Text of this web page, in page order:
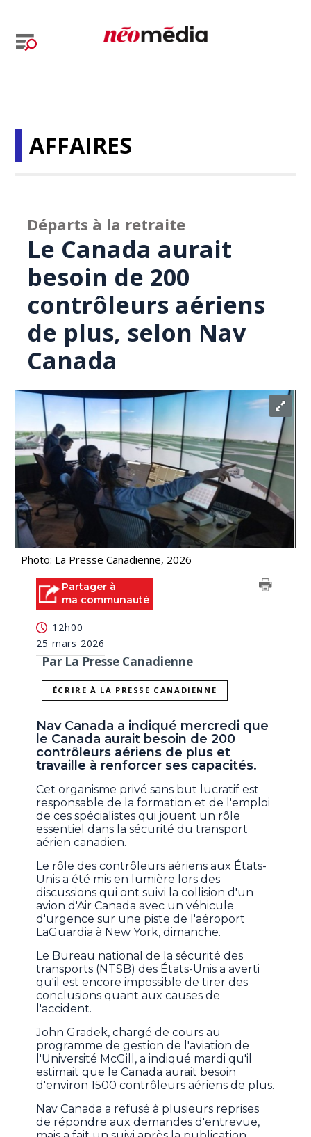
AFFAIRES
Départs à la retraite
Le Canada aurait
besoin de 200
contrôleurs aériens
de plus, selon Nav
Canada
Photo: La Presse Canadienne, 2026
Partager à
ma communauté
12h00
25 mars 2026
Par La Presse Canadienne
ÉCRIRE À LA PRESSE CANADIENNE
Nav Canada a indiqué mercredi que
le Canada aurait besoin de 200
contrôleurs aériens de plus et
travaille à renforcer ses capacités.
Cet organisme privé sans but lucratif est
responsable de la formation et de l'emploi
de ces spécialistes qui jouent un rôle
essentiel dans la sécurité du transport
aérien canadien.
Le rôle des contrôleurs aériens aux États-
Unis a été mis en lumière lors des
discussions qui ont suivi la collision d'un
avion d'Air Canada avec un véhicule
d'urgence sur une piste de l'aéroport
LaGuardia à New York, dimanche.
Le Bureau national de la sécurité des
transports (NTSB) des États-Unis a averti
qu'il est encore impossible de tirer des
conclusions quant aux causes de
l'accident.
John Gradek, chargé de cours au
programme de gestion de l'aviation de
l'Université McGill, a indiqué mardi qu'il
estimait que le Canada aurait besoin
d'environ 1500 contrôleurs aériens de plus.
Nav Canada a refusé à plusieurs reprises
de répondre aux demandes d'entrevue,